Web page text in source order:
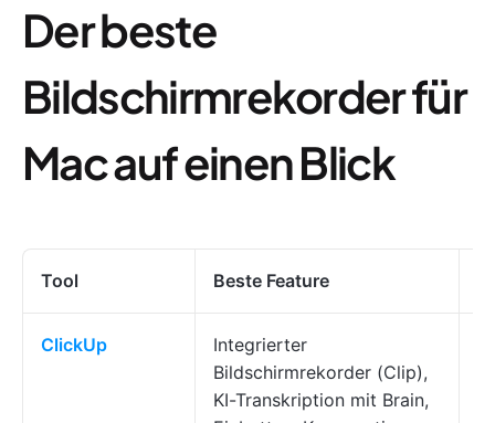
Der beste
Bildschirmrekorder für
Mac auf einen Blick
Tool Beste Feature
ClickUp
Integrierter
Bildschirmrekorder (Clip),
KI-Transkription mit Brain,